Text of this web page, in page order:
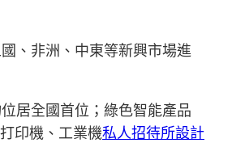
、非洲、中東等新興市場進
居全國首位；綠色智能產品
印機、工業機私人招待所設計